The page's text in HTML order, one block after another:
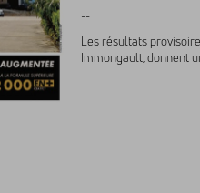
--
Les résultats
Immongault, donnent